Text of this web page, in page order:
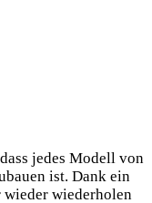
‌jedes ⁢Modell von
‍ist. Dank ‌ein
wieder wiederholen